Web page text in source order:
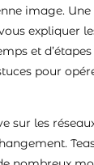
image. Une
expliquer
et
pour
sur les